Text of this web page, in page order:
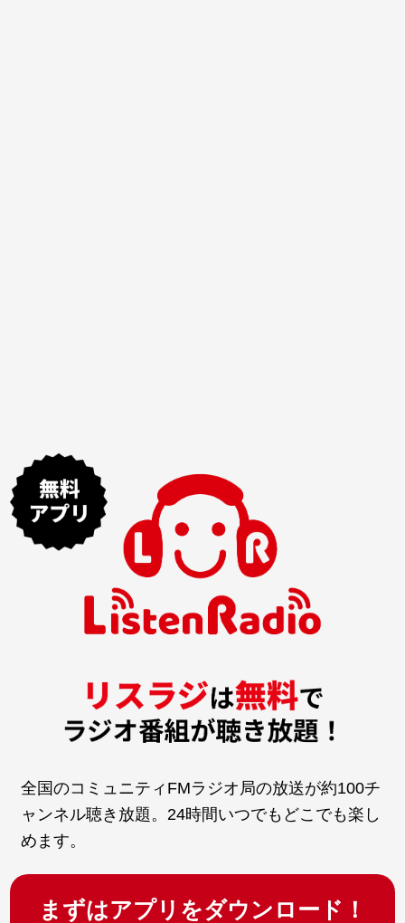
全国のコミュニティFMラジオ局の放送が約100チ
ャンネル聴き放題。24時間いつでもどこでも楽し
めます。
まずはアプリをダウンロード！